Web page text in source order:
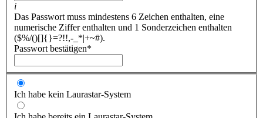
i
Das Passwort muss mindestens 6 Zeichen enthalten, eine
numerische Ziffer enthalten und 1 Sonderzeichen enthalten
($%/()[]{}=?!!,-_*|+~#).
Passwort bestätigen*
Ich habe kein Laurastar-System